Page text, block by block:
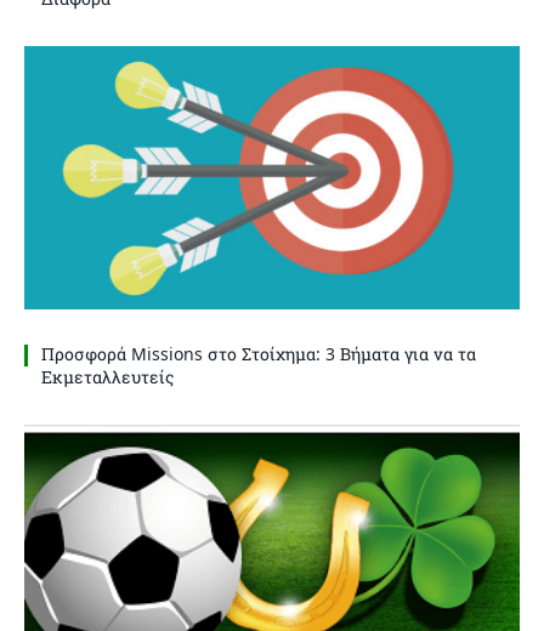
Προσφορά Missions στο Στοίχημα: 3 Βήματα για να τα
Εκμεταλλευτείς